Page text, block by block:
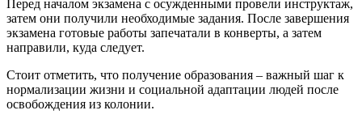
Перед началом экзамена с осужденными провели инструктаж,
затем они получили необходимые задания. После завершения
экзамена готовые работы запечатали в конверты, а затем
направили, куда следует.
Стоит отметить, что получение образования – важный шаг к
нормализации жизни и социальной адаптации людей после
освобождения из колонии.